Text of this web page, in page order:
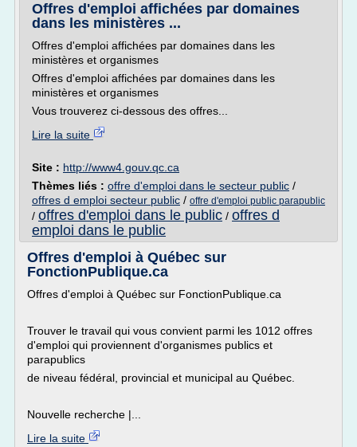
Offres d'emploi affichées par domaines
dans les ministères ...
Offres d'emploi affichées par domaines dans les
ministères et organismes
Offres d'emploi affichées par domaines dans les
ministères et organismes
Vous trouverez ci-dessous des offres...
Lire la suite
Site : http://www4.gouv.qc.ca
Thèmes liés : offre d'emploi dans le secteur public /
offres d emploi secteur public / offre d'emploi public parapublic
/ offres d'emploi dans le public / offres d
emploi dans le public
Offres d'emploi à Québec sur
FonctionPublique.ca
Offres d'emploi à Québec sur FonctionPublique.ca
Trouver le travail qui vous convient parmi les 1012 offres
d'emploi qui proviennent d'organismes publics et
parapublics
de niveau fédéral, provincial et municipal au Québec.
Nouvelle recherche |...
Lire la suite